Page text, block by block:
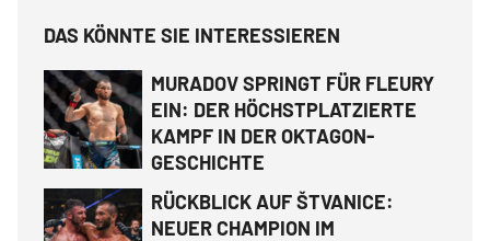
DAS KÖNNTE SIE INTERESSIEREN
MURADOV SPRINGT FÜR FLEURY
EIN: DER HÖCHSTPLATZIERTE
KAMPF IN DER OKTAGON-
GESCHICHTE
RÜCKBLICK AUF ŠTVANICE:
NEUER CHAMPION IM